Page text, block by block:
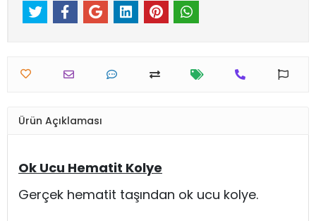
Ürün Açıklaması
Ok Ucu Hematit Kolye
Gerçek hematit taşından ok ucu kolye.